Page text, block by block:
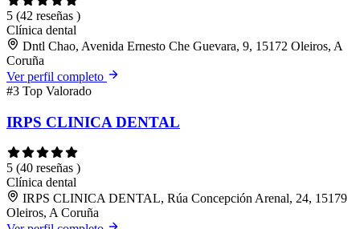
5 (42 reseñas )
Clínica dental
Dntl Chao, Avenida Ernesto Che Guevara, 9, 15172 Oleiros, A
Coruña
Ver perfil completo
#3 Top Valorado
IRPS CLINICA DENTAL
5 (40 reseñas )
Clínica dental
IRPS CLINICA DENTAL, Rúa Concepción Arenal, 24, 15179
Oleiros, A Coruña